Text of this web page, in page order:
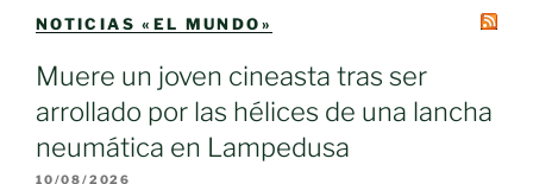
NOTICIAS «EL MUNDO»
Muere un joven cineasta tras ser
arrollado por las hélices de una lancha
neumática en Lampedusa
10/08/2026